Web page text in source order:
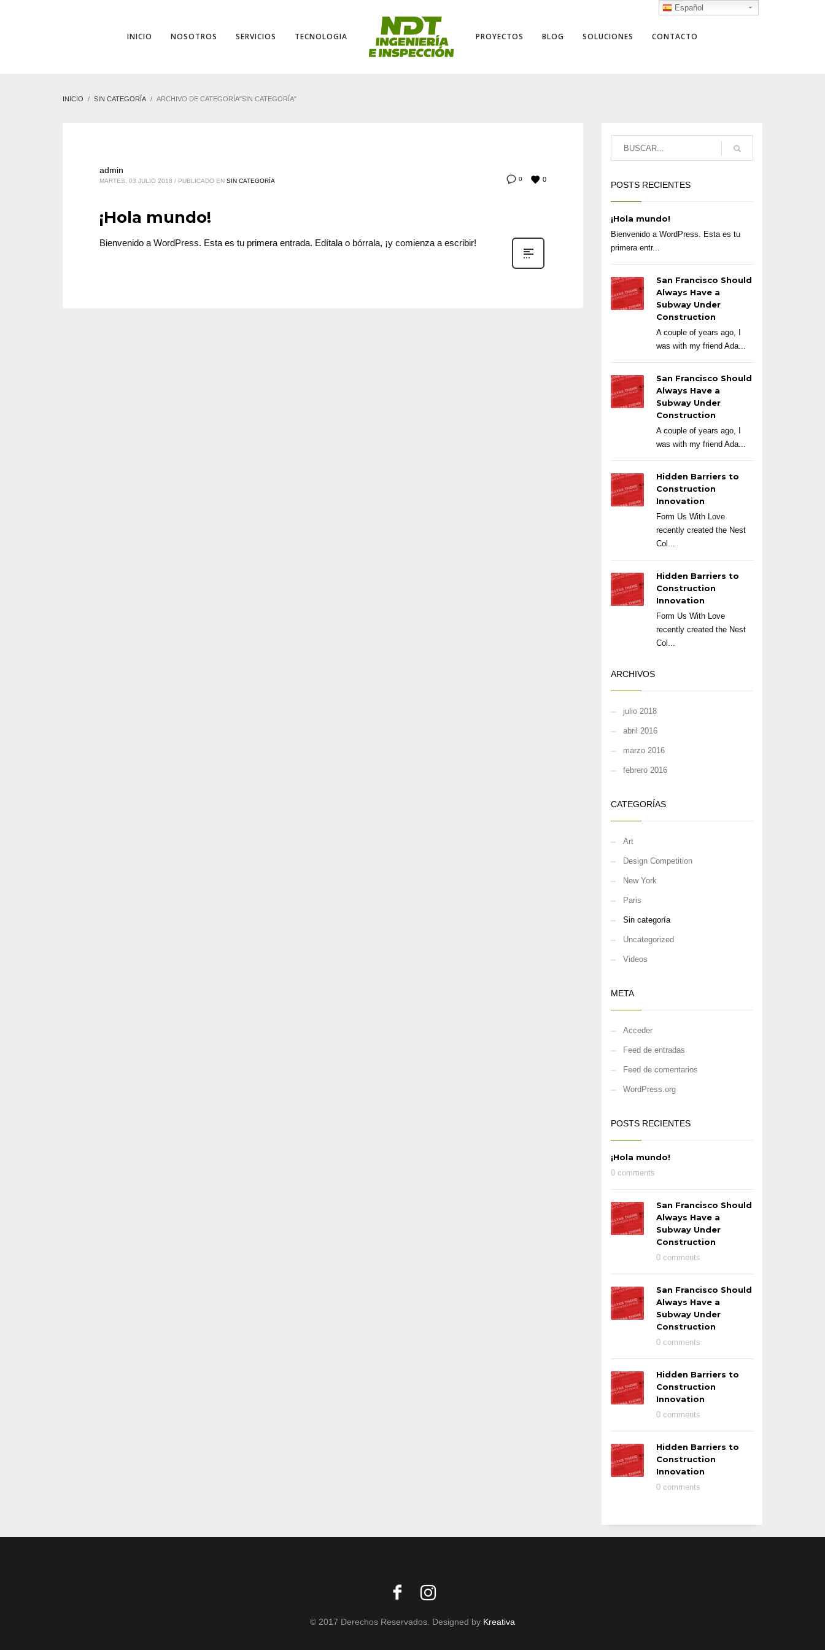
INICIO NOSOTROS SERVICIOS TECNOLOGIA PROYECTOS BLOG SOLUCIONES CONTACTO
INICIO SIN CATEGORÍA ARCHIVO DE CATEGORÍA"SIN CATEGORÍA"
0 0
admin
MARTES, 03 JULIO 2018 / PUBLICADO EN SIN CATEGORÍA
¡Hola mundo!
Bienvenido a WordPress. Esta es tu primera entrada. Edítala o bórrala, ¡y comienza a escribir!
POSTS RECIENTES
¡Hola mundo!
Bienvenido a WordPress. Esta es tu
primera entr...
San Francisco Should
Always Have a
Subway Under
Construction
A couple of years ago, I
was with my friend Ada...
San Francisco Should
Always Have a
Subway Under
Construction
A couple of years ago, I
was with my friend Ada...
Hidden Barriers to
Construction
Innovation
Form Us With Love
recently created the Nest
Col...
Hidden Barriers to
Construction
Innovation
Form Us With Love
recently created the Nest
Col...
ARCHIVOS
julio 2018
abril 2016
marzo 2016
febrero 2016
CATEGORÍAS
Art
Design Competition
New York
Paris
Sin categoría
Uncategorized
Videos
META
Acceder
Feed de entradas
Feed de comentarios
WordPress.org
POSTS RECIENTES
¡Hola mundo!
0 comments
San Francisco Should
Always Have a
Subway Under
Construction
0 comments
San Francisco Should
Always Have a
Subway Under
Construction
0 comments
Hidden Barriers to
Construction
Innovation
0 comments
Hidden Barriers to
Construction
Innovation
0 comments
© 2017 Derechos Reservados. Designed by Kreativa
Español